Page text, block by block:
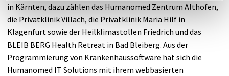
in Kärnten, dazu zählen das Humanomed Zentrum Althofen,
die Privatklinik Villach, die Privatklinik Maria Hilf in
Klagenfurt sowie der Heilklimastollen Friedrich und das
BLEIB BERG Health Retreat in Bad Bleiberg. Aus der
Programmierung von Krankenhaussoftware hat sich die
Humanomed IT Solutions mit ihrem webbasierten